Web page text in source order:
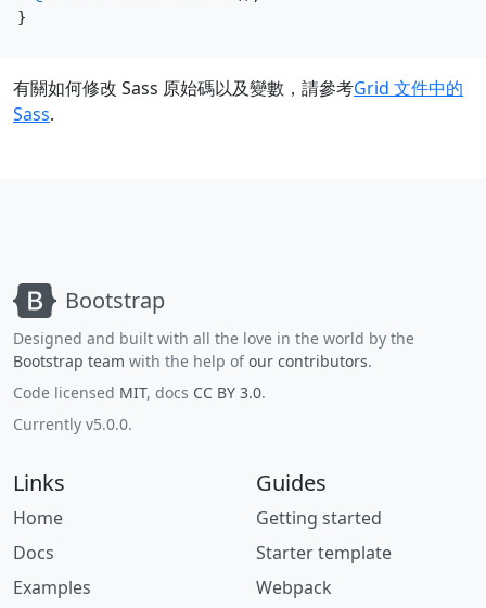
}
有關如何修改 Sass 原始碼以及變數，請參考Grid 文件中的
Sass.
Bootstrap
Designed and built with all the love in the world by the
Bootstrap team with the help ofour contributors.
Code licensed MIT, docs CC BY 3.0.
Currently v5.0.0.
Links
Home
Docs
Examples
Guides
Getting started
Starter template
Webpack